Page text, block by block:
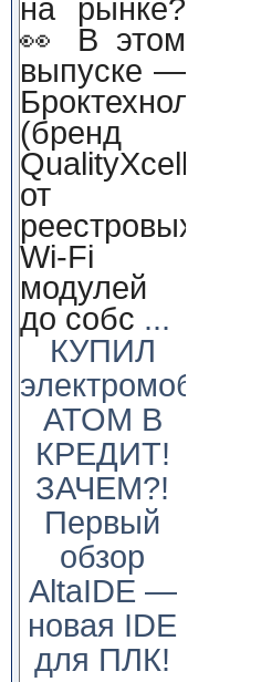
на рынке?
👀 В этом
выпуске —
Броктехнолоджи
(бренд
QualityXcellence):
от
реестровых
Wi-Fi
модулей
до собс ...
КУПИЛ
электромобиль
АТОМ В
КРЕДИТ!
ЗАЧЕМ?!
Первый
обзор
AltaIDE —
новая IDE
для ПЛК!